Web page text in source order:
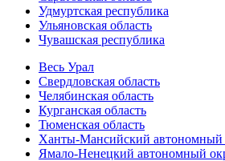
Удмуртская республика
Ульяновская область
Чувашская республика
Весь Урал
Свердловская область
Челябинская область
Курганская область
Тюменская область
Ханты-Мансийский автономный
Ямало-Ненецкий автономный